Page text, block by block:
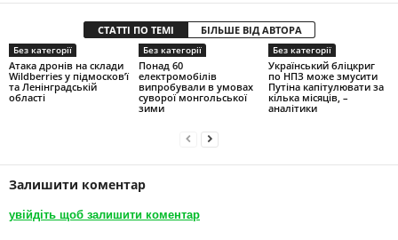
СТАТТІ ПО ТЕМІ БІЛЬШЕ ВІД АВТОРА
Без категорії
Атака дронів на склади
Wildberries у підмосков’ї
та Ленінградській
області
Без категорії
Понад 60
електромобілів
випробували в умовах
суворої монгольської
зими
Без категорії
Український бліцкриг
по НПЗ може змусити
Путіна капітулювати за
кілька місяців, –
аналітики
Залишити коментар
увійдіть щоб залишити коментар